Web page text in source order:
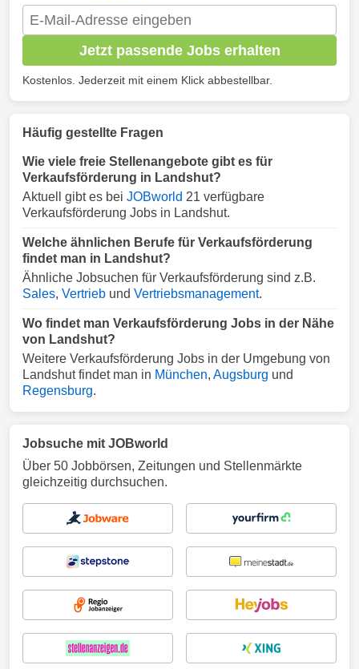
Jetzt passende Jobs erhalten
Kostenlos. Jederzeit mit einem Klick abbestellbar.
Häufig gestellte Fragen
Wie viele freie Stellenangebote gibt es für
Verkaufsförderung in Landshut?
Aktuell gibt es bei JOBworld 21 verfügbare
Verkaufsförderung Jobs in Landshut.
Welche ähnlichen Berufe für Verkaufsförderung
findet man in Landshut?
Ähnliche Jobsuchen für Verkaufsförderung sind z.B.
Sales, Vertrieb und Vertriebsmanagement.
Wo findet man Verkaufsförderung Jobs in der Nähe
von Landshut?
Weitere Verkaufsförderung Jobs in der Umgebung von
Landshut findet man in München, Augsburg und
Regensburg.
Jobsuche mit JOBworld
Über 50 Jobbörsen, Zeitungen und Stellenmärkte
gleichzeitig durchsuchen.